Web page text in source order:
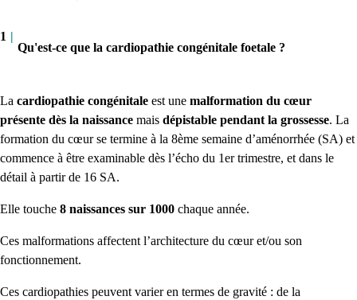
1 |
Qu'est-ce que la cardiopathie congénitale foetale ?
La cardiopathie congénitale est une malformation du cœur
présente dès la naissance mais dépistable pendant la grossesse. La
formation du cœur se termine à la 8ème semaine d’aménorrhée (SA) et
commence à être examinable dès l’écho du 1er trimestre, et dans le
détail à partir de 16 SA.
Elle touche 8 naissances sur 1000 chaque année.
Ces malformations affectent l’architecture du cœur et/ou son
fonctionnement.
Ces cardiopathies peuvent varier en termes de gravité : de la